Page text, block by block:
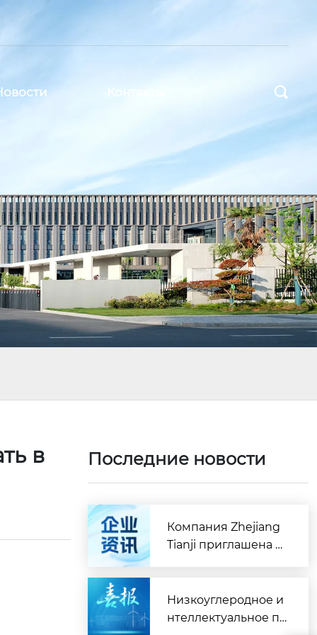
Контакты 
в
Последние новости
Компания Zhejiang
Tianji приглашена к
м действиям в совр
еменной производ
Низкоуглеродное и
нтеллектуальное пр